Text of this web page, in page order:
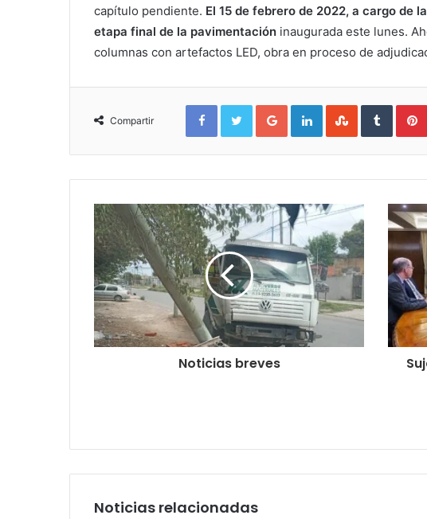
capítulo pendiente. El 15 de febrero de 2022, a cargo de
etapa final de la pavimentación inaugurada este lunes.
columnas con artefactos LED, obra en proceso de
Compartir
FacebookTwitterGoogle+LinkedInStumbleUpon
Tumblr
Noticias breves
Noticias relacionadas